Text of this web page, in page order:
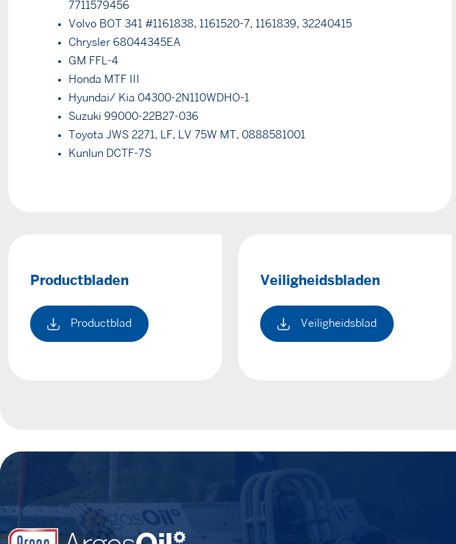
7711579456
Volvo BOT 341 #1161838, 1161520-7, 1161839, 32240415
Chrysler 68044345EA
GM FFL-4
Honda MTF III
Hyundai/ Kia 04300-2N110WDHO-1
Suzuki 99000-22B27-036
Toyota JWS 2271, LF, LV 75W MT, 0888581001
Kunlun DCTF-7S
Productbladen
Productblad
Veiligheidsbladen
Veiligheidsblad